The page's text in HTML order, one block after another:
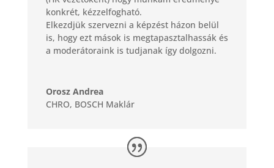
konkrét, kézzelfogható.
Elkezdjük szervezni a képzést házon belül
is, hogy ezt mások is megtapasztalhassák és
a moderátoraink is tudjanak így dolgozni.
Orosz Andrea
CHRO, BOSCH Maklár